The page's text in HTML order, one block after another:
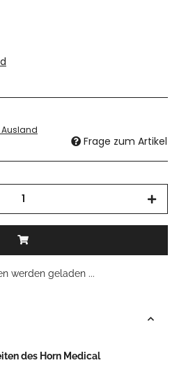
Ausland
Frage zum Artikel
werden geladen ...
des Horn Medical